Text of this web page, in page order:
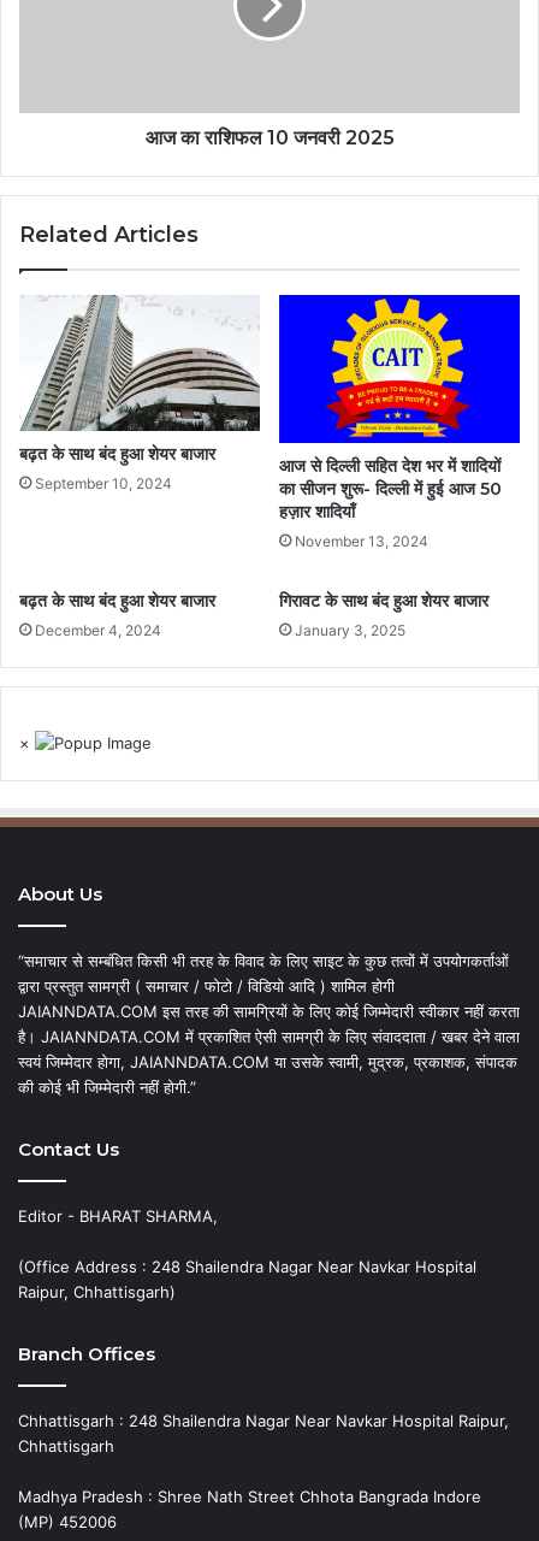
आज का राशिफल 10 जनवरी 2025
Related Articles
बढ़त के साथ बंद हुआ शेयर बाजार
September 10, 2024
आज से दिल्ली सहित देश भर में शादियों
का सीजन शुरू- दिल्ली में हुई आज 50
हज़ार शादियाँ
November 13, 2024
बढ़त के साथ बंद हुआ शेयर बाजार
December 4, 2024
गिरावट के साथ बंद हुआ शेयर बाजार
January 3, 2025
×
About Us
“समाचार से सम्बंधित किसी भी तरह के विवाद के लिए साइट के कुछ तत्वों में उपयोगकर्ताओं
द्वारा प्रस्तुत सामग्री ( समाचार / फोटो / विडियो आदि ) शामिल होगी
JAIANNDATA.COM इस तरह की सामग्रियों के लिए कोई जिम्मेदारी स्वीकार नहीं करता
है। JAIANNDATA.COM में प्रकाशित ऐसी सामग्री के लिए संवाददाता / खबर देने वाला
स्वयं जिम्मेदार होगा, JAIANNDATA.COM या उसके स्वामी, मुद्रक, प्रकाशक, संपादक
की कोई भी जिम्मेदारी नहीं होगी.”
Contact Us
Editor - BHARAT SHARMA,
(Office Address : 248 Shailendra Nagar Near Navkar Hospital
Raipur, Chhattisgarh)
Branch Offices
Chhattisgarh : 248 Shailendra Nagar Near Navkar Hospital Raipur,
Chhattisgarh
Madhya Pradesh : Shree Nath Street Chhota Bangrada Indore
(MP) 452006